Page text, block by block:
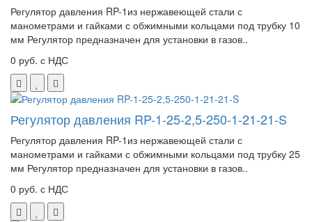
Регулятор давления RP-1из нержавеющей стали с
манометрами и гайками с обжимными кольцами под трубку 10
мм Регулятор предназначен для установки в газов..
0 руб. с НДС
Регулятор давления RP-1-25-2,5-250-1-21-21-S
Регулятор давления RP-1из нержавеющей стали с
манометрами и гайками с обжимными кольцами под трубку 25
мм Регулятор предназначен для установки в газов..
0 руб. с НДС